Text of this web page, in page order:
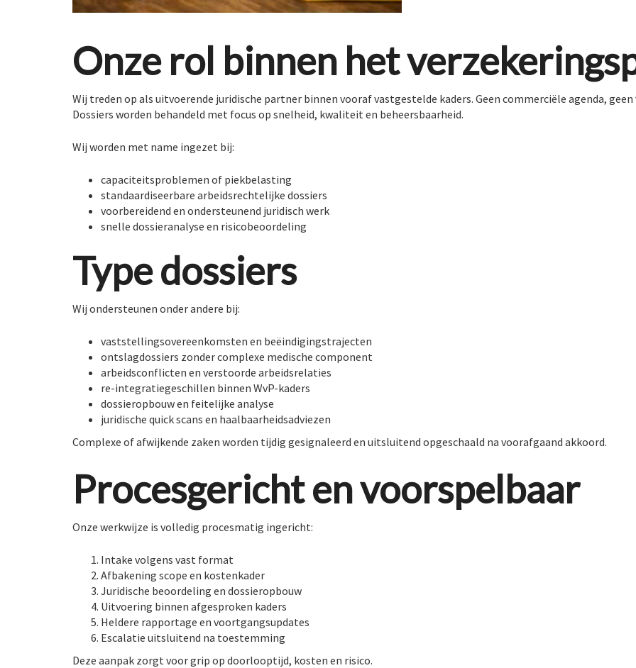
Onze rol binnen het
Wij treden op als uitvoerende juridische partner binnen vooraf vastgestelde kaders. Geen commerciële agenda,
Dossiers worden behandeld met focus op snelheid, kwaliteit en beheersbaarheid.
Wij worden met name ingezet bij:
capaciteitsproblemen of piekbelasting
standaardiseerbare arbeidsrechtelijke dossiers
voorbereidend en ondersteunend juridisch werk
snelle dossieranalyse en risicobeoordeling
Type dossiers
Wij ondersteunen onder andere bij:
vaststellingsovereenkomsten en beëindigingstrajecten
ontslagdossiers zonder complexe medische component
arbeidsconflicten en verstoorde arbeidsrelaties
re-integratiegeschillen binnen WvP-kaders
dossieropbouw en feitelijke analyse
juridische quick scans en haalbaarheidsadviezen
Complexe of afwijkende zaken worden tijdig gesignaleerd en uitsluitend opgeschaald na voorafgaand akkoord.
Procesgericht en voorspelbaar
Onze werkwijze is volledig procesmatig ingericht:
Intake volgens vast format
Afbakening scope en kostenkader
Juridische beoordeling en dossieropbouw
Uitvoering binnen afgesproken kaders
Heldere rapportage en voortgangsupdates
Escalatie uitsluitend na toestemming
Deze aanpak zorgt voor grip op doorlooptijd, kosten en risico.